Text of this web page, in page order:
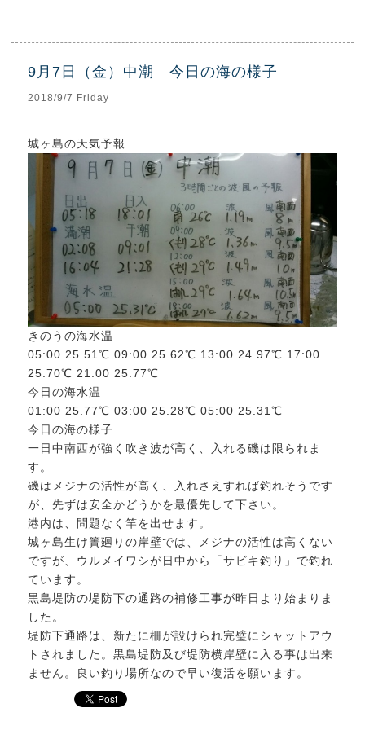
9月7日（金）中潮 今日の海の様子
2018/9/7 Friday
城ヶ島の天気予報
きのうの海水温
05:00 25.51℃ 09:00 25.62℃ 13:00 24.97℃ 17:00
25.70℃ 21:00 25.77℃
今日の海水温
01:00 25.77℃ 03:00 25.28℃ 05:00 25.31℃
今日の海の様子
一日中南西が強く吹き波が高く、入れる磯は限られま
す。
磯はメジナの活性が高く、入れさえすれば釣れそうです
が、先ずは安全かどうかを最優先して下さい。
港内は、問題なく竿を出せます。
城ヶ島生け簀廻りの岸壁では、メジナの活性は高くない
ですが、ウルメイワシが日中から「サビキ釣り」で釣れ
ています。
黒島堤防の堤防下の通路の補修工事が昨日より始まりま
した。
堤防下通路は、新たに柵が設けられ完璧にシャットアウ
トされました。黒島堤防及び堤防横岸壁に入る事は出来
ません。良い釣り場所なので早い復活を願います。